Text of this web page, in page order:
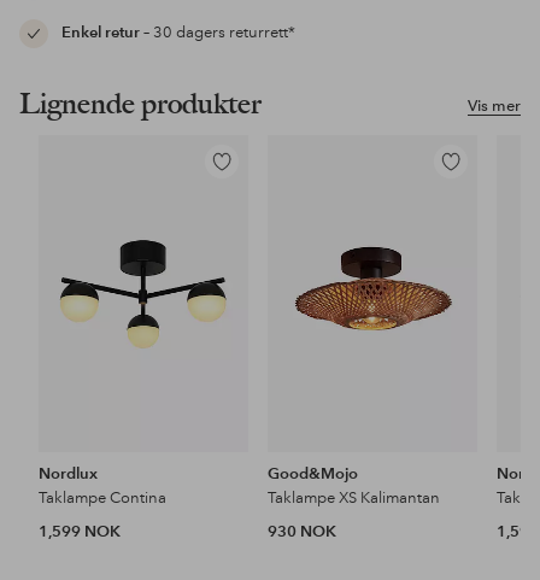
Enkel retur– 30 dagers returrett*
Vis mer
Lignende produkter
Legg
Nordlux
Taklampe Contina
1,599 NOK
Legg
Good&Mojo
Taklampe XS Kalimantan
930 NOK